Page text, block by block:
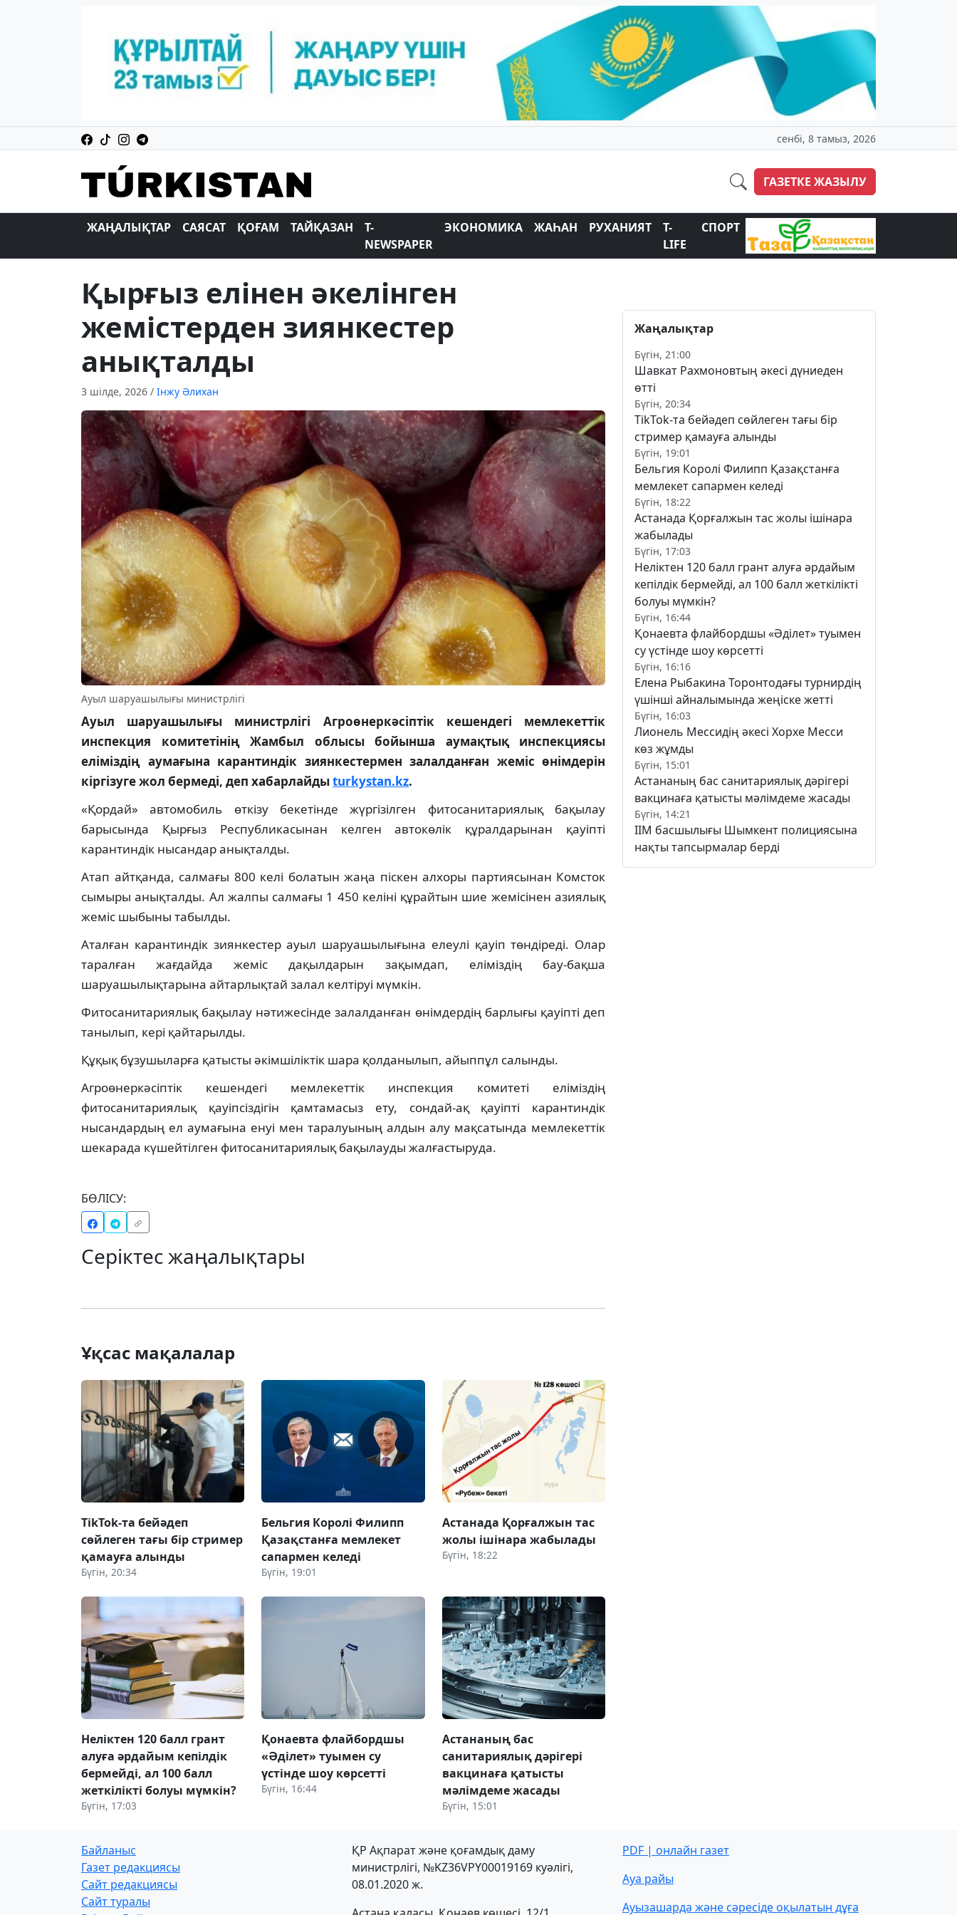
сенбі, 8 тамыз, 2026
ГАЗЕТКЕ ЖАЗЫЛУ
ЖАҢАЛЫҚТАР САЯСАТ ҚОҒАМ ТАЙҚАЗАН
T-
NEWSPAPER
ЭКОНОМИКА ЖАҺАН РУХАНИЯТ
T-
LIFE
СПОРТ
Қырғыз елінен әкелінген
жемістерден зиянкестер
анықталды
3 шілде, 2026 / Інжу Әлихан
Ауыл шаруашылығы министрлігі
Ауыл шаруашылығы министрлігі Агроөнеркәсіптік кешендегі мемлекеттік
инспекция комитетінің Жамбыл облысы бойынша аумақтық инспекциясы
еліміздің аумағына карантиндік зиянкестермен залалданған жеміс өнімдерін
кіргізуге жол бермеді, деп хабарлайдыturkystan.kz.
«Қордай» автомобиль өткізу бекетінде жүргізілген фитосанитариялық бақылау
барысында Қырғыз Республикасынан келген автокөлік құралдарынан қауіпті
карантиндік нысандар анықталды.
Атап айтқанда, салмағы 800 келі болатын жаңа піскен алхоры партиясынан Комсток
сымыры анықталды. Ал жалпы салмағы 1 450 келіні құрайтын шие жемісінен азиялық
жеміс шыбыны табылды.
Аталған карантиндік зиянкестер ауыл шаруашылығына елеулі қауіп төндіреді. Олар
таралған жағдайда жеміс дақылдарын зақымдап, еліміздің бау-бақша
шаруашылықтарына айтарлықтай залал келтіруі мүмкін.
Фитосанитариялық бақылау нәтижесінде залалданған өнімдердің барлығы қауіпті деп
танылып, кері қайтарылды.
Құқық бұзушыларға қатысты әкімшіліктік шара қолданылып, айыппұл салынды.
Агроөнеркәсіптік кешендегі мемлекеттік инспекция комитеті еліміздің
фитосанитариялық қауіпсіздігін қамтамасыз ету, сондай-ақ қауіпті карантиндік
нысандардың ел аумағына енуі мен таралуының алдын алу мақсатында мемлекеттік
шекарада күшейтілген фитосанитариялық бақылауды жалғастыруда.
БӨЛІСУ:
Серіктес жаңалықтары
Ұқсас мақалалар
TikTok-та бейәдеп
сөйлеген тағы бір стример
қамауға алынды
Бүгін, 20:34
Бельгия Королі Филипп
Қазақстанға мемлекет
сапармен келеді
Бүгін, 19:01
Астанада Қорғалжын тас
жолы ішінара жабылады
Бүгін, 18:22
Неліктен 120 балл грант
алуға әрдайым кепілдік
бермейді, ал 100 балл
жеткілікті болуы мүмкін?
Бүгін, 17:03
Қонаевта флайбордшы
«Әділет» туымен су
үстінде шоу көрсетті
Бүгін, 16:44
Астананың бас
санитариялық дәрігері
вакцинаға қатысты
мәлімдеме жасады
Бүгін, 15:01
Жаңалықтар
Бүгін, 21:00
Шавкат Рахмоновтың әкесі дүниеден
өтті
Бүгін, 20:34
TikTok-та бейәдеп сөйлеген тағы бір
стример қамауға алынды
Бүгін, 19:01
Бельгия Королі Филипп Қазақстанға
мемлекет сапармен келеді
Бүгін, 18:22
Астанада Қорғалжын тас жолы ішінара
жабылады
Бүгін, 17:03
Неліктен 120 балл грант алуға әрдайым
кепілдік бермейді, ал 100 балл жеткілікті
болуы мүмкін?
Бүгін, 16:44
Қонаевта флайбордшы «Әділет» туымен
су үстінде шоу көрсетті
Бүгін, 16:16
Елена Рыбакина Торонтодағы турнирдің
үшінші айналымында жеңіске жетті
Бүгін, 16:03
Лионель Мессидің әкесі Хорхе Месси
көз жұмды
Бүгін, 15:01
Астананың бас санитариялық дәрігері
вакцинаға қатысты мәлімдеме жасады
Бүгін, 14:21
ІІМ басшылығы Шымкент полициясына
нақты тапсырмалар берді
Байланыс
Газет редакциясы
Сайт редакциясы
Сайт туралы
ҚР Ақпарат және қоғамдық даму
министрлігі, №KZ36VPY00019169 куәлігі,
08.01.2020 ж.
PDF | онлайн газет
Ауа райы
Ауызашарда және сәресіде оқылатын дұға